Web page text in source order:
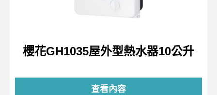
櫻花GH1035屋外型熱水器10公升
查看內容